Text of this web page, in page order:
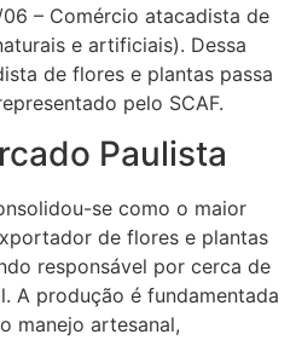
– Comércio atacadista de
e artificiais). Dessa
de flores e plantas passa
pelo SCAF.
Paulista
se como o maior
de flores e plantas
responsável por cerca de
A produção é fundamentada
manejo artesanal,